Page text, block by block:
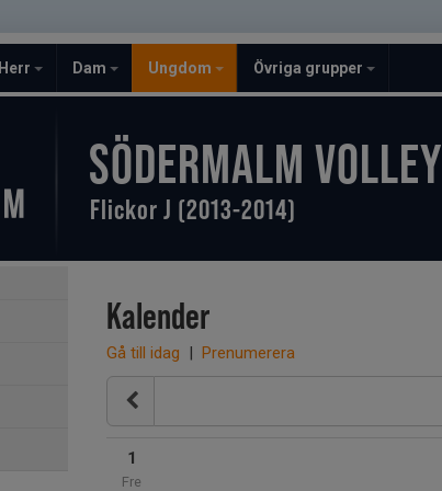
Herr Dam Ungdom Övriga grupper
SÖDERMALM VOLLEY
Flickor J (2013-2014)
Kalender
Gå till idag | Prenumerera
1
Fre